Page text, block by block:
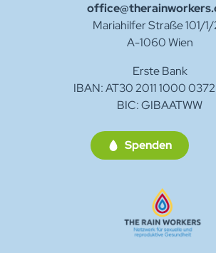
Mariahilfer Straße 101/
A-1060 Wien
Erste Bank
IBAN: AT30 2011 1000
BIC: GIBAATWW
Spenden